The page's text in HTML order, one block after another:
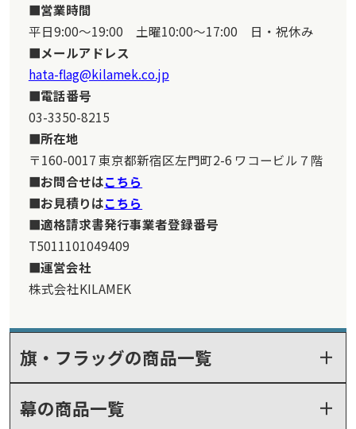
営業時間
平日9:00～19:00 土曜10:00～17:00 日・祝休み
メールアドレス
hata-flag@kilamek.co.jp
電話番号
03-3350-8215
所在地
〒160-0017 東京都新宿区左門町2-6 ワコービル７階
お問合せはこちら
お見積りはこちら
適格請求書発行事業者登録番号
T5011101049409
運営会社
株式会社KILAMEK
旗・フラッグの商品一覧
幕の商品一覧